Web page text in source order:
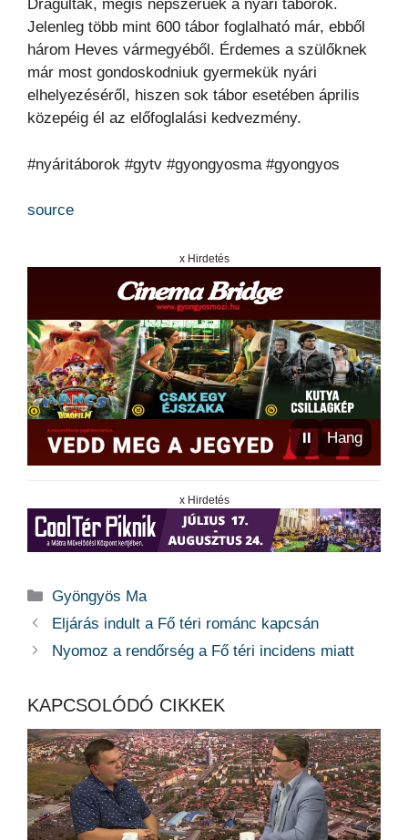
Drágultak, mégis népszerűek a nyári táborok.
Jelenleg több mint 600 tábor foglalható már, ebből
három Heves vármegyéből. Érdemes a szülőknek
már most gondoskodniuk gyermekük nyári
elhelyezéséről, hiszen sok tábor esetében április
közepéig él az előfoglalási kedvezmény.
#nyáritáborok #gytv #gyongyosma #gyongyos
source
x Hirdetés
⏸ Hang
x Hirdetés
Kategória
Gyöngyös Ma
Eljárás indult a Fő téri románc kapcsán
Nyomoz a rendőrség a Fő téri incidens miatt
KAPCSOLÓDÓ CIKKEK